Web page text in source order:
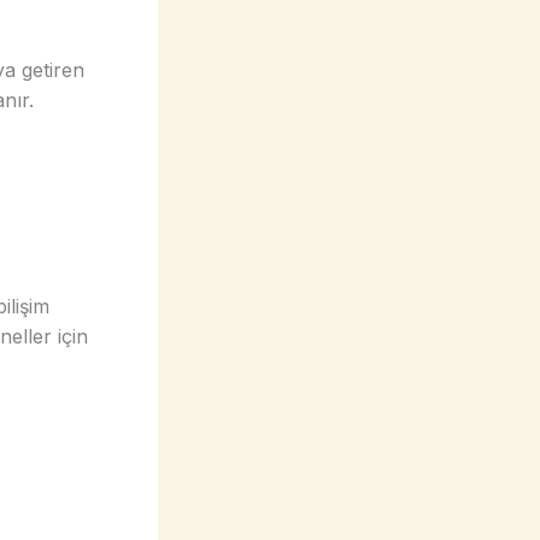
getiren
için